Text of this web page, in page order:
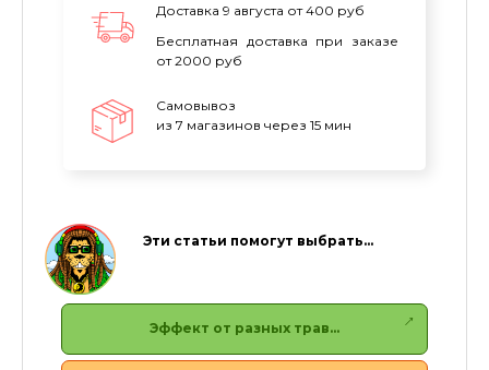
Доставка 9 августа от 400 руб
Бесплатная доставка при заказе
от 2000 руб
Самовывоз
из 7 магазинов через 15 мин
Эти статьи помогут выбрать…
Эффект от разных трав…